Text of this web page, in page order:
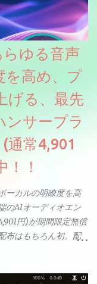
らゆる音声
を高め、プ
げる、最先
ンサープラ
通常4,901
！！
ーカルの明瞭度を高
のAIオーディオエン
円)が期間限定無償
布はもちろん初。配